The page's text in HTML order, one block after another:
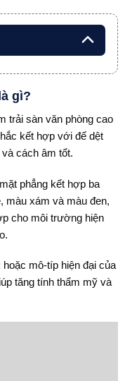
gì?
trải sàn văn phòng cao
kết hợp với đế dệt
cách âm tốt.
phẳng kết hợp ba
màu xám và màu đen,
cho môi trường hiện
mô-típ hiện đại của
tăng tính thẩm mỹ và